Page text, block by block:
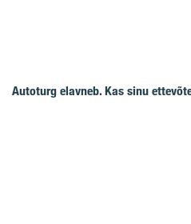
Autoturg elavneb. Kas sinu